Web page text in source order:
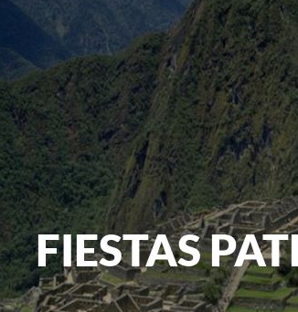
FIESTAS